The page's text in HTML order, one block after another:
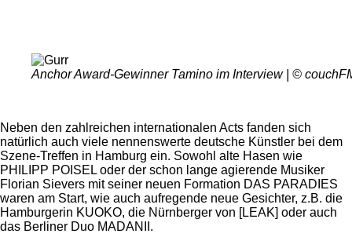
Anchor Award-Gewinner Tamino im Interview | ©
Neben den zahlreichen internationalen Acts fanden sich
natürlich auch viele nennenswerte deutsche Künstler bei dem
Szene-Treffen in Hamburg ein. Sowohl alte Hasen wie
PHILIPP POISEL oder der schon lange agierende Musiker
Florian Sievers mit seiner neuen Formation DAS PARADIES
waren am Start, wie auch aufregende neue Gesichter, z.B. die
Hamburgerin KUOKO, die Nürnberger von [LEAK] oder auch
das Berliner Duo MADANII.